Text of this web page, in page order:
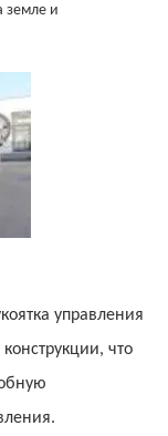
земле и
управления
что